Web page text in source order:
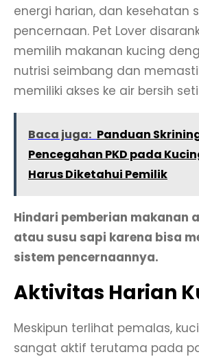
energi harian, dan kesehatan
pencernaan. Pet Lover
memilih makanan kucing
nutrisi seimbang dan
memiliki akses ke air bersih
Baca juga: Panduan
Pencegahan PKD pada
Harus Diketahui Pemilik
Hindari pemberian makanan
atau susu sapi karena bisa
sistem pencernaannya.
Aktivitas Harian
Meskipun terlihat pemalas,
sangat aktif terutama pada